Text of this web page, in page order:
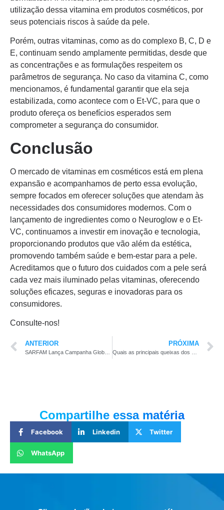
utilização dessa vitamina em produtos cosméticos, por
seus potenciais riscos à saúde da pele.
Porém, outras vitaminas, como as do complexo B, C, D e
E, continuam sendo amplamente permitidas, desde que
as concentrações e as formulações respeitem os
parâmetros de segurança. No caso da vitamina C, como
mencionamos, é fundamental garantir que ela seja
estabilizada, como acontece com o Et-VC, para que o
produto ofereça os benefícios esperados sem
comprometer a segurança do consumidor.
Conclusão
O mercado de vitaminas em cosméticos está em plena
expansão e acompanhamos de perto essa evolução,
sempre focados em oferecer soluções que atendam às
necessidades dos consumidores modernos. Com o
lançamento de ingredientes como o Neuroglow e o Et-
VC, continuamos a investir em inovação e tecnologia,
proporcionando produtos que vão além da estética,
promovendo também saúde e bem-estar para a pele.
Acreditamos que o futuro dos cuidados com a pele será
cada vez mais iluminado pelas vitaminas, oferecendo
soluções eficazes, seguras e inovadoras para os
consumidores.
Consulte-nos!
ANTERIOR
SARFAM Lança Campanha Global “My Perfect Imperfections” na In-Cosmetics LATAM
PRÓXIMA
Quais as principais queixas dos brasileiros?
Compartilhe essa matéria
Facebook Linkedin Twitter
WhatsApp